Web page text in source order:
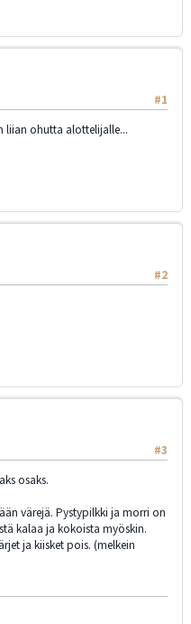
#1
liian ohutta alottelijalle...
#2
#3
osaks.
värejä. Pystypilkki ja morri on
kalaa ja kokoista myöskin.
ja kiisket pois. (melkein